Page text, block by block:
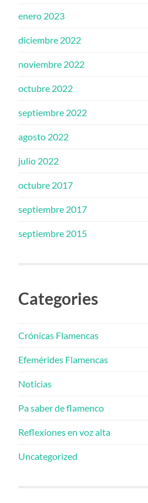
enero 2023
diciembre 2022
noviembre 2022
octubre 2022
septiembre 2022
agosto 2022
julio 2022
octubre 2017
septiembre 2017
septiembre 2015
Categories
Crónicas Flamencas
Efemérides Flamencas
Noticias
Pa saber de flamenco
Reflexiones en voz alta
Uncategorized